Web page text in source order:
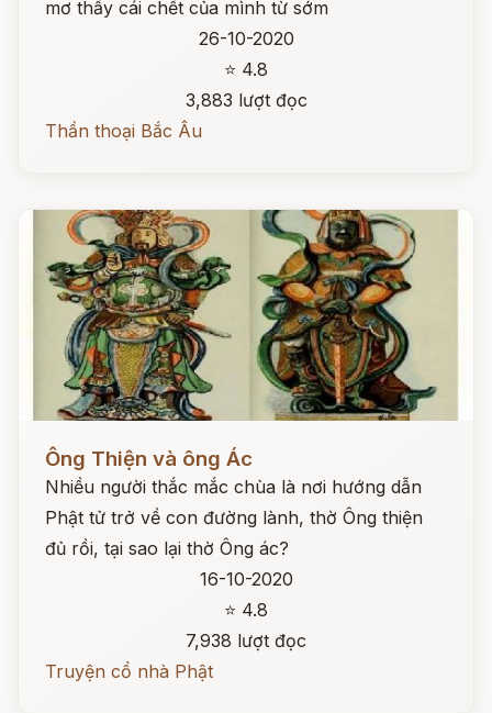
mơ thấy cái chết của mình từ sớm
26-10-2020
⭐ 4.8
3,883 lượt đọc
Thần thoại Bắc Âu
Đọc ngay
Ông Thiện và ông Ác
Nhiều người thắc mắc chùa là nơi hướng dẫn
Phật tử trở về con đường lành, thờ Ông thiện
đủ rồi, tại sao lại thờ Ông ác?
16-10-2020
⭐ 4.8
7,938 lượt đọc
Truyện cổ nhà Phật